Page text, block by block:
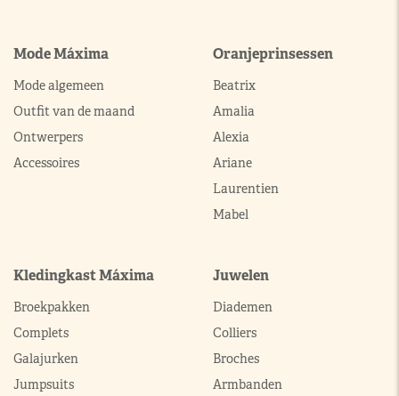
Mode Máxima
Mode algemeen
Outfit van de maand
Ontwerpers
Accessoires
Oranjeprinsessen
Beatrix
Amalia
Alexia
Ariane
Laurentien
Mabel
Kledingkast Máxima
Broekpakken
Complets
Galajurken
Jumpsuits
Juwelen
Diademen
Colliers
Broches
Armbanden